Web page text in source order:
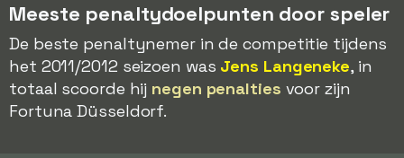
Meeste penaltydoelpunten door speler
De beste penaltynemer in de competitie tijdens
het 2011/2012 seizoen was Jens Langeneke, in
totaal scoorde hij negen penalties voor zijn
Fortuna Düsseldorf.